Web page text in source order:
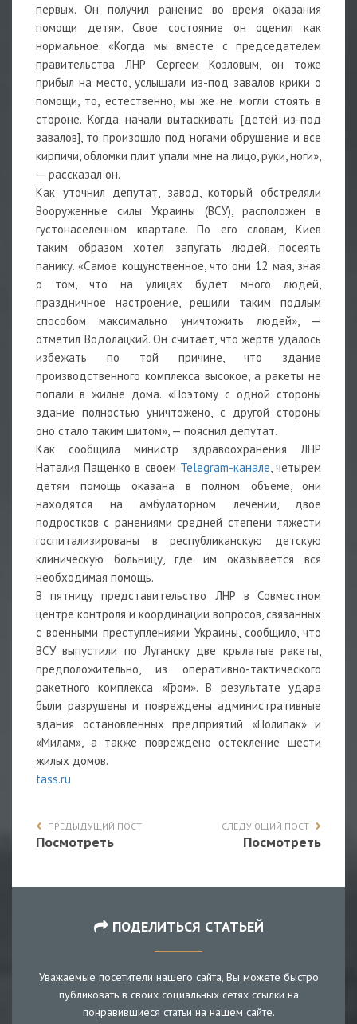
первых. Он получил ранение во время оказания
помощи детям. Свое состояние он оценил как
нормальное. «Когда мы вместе с председателем
правительства ЛНР Сергеем Козловым, он тоже
прибыл на место, услышали из-под завалов крики о
помощи, то, естественно, мы же не могли стоять в
стороне. Когда начали вытаскивать [детей из-под
завалов], то произошло под ногами обрушение и все
кирпичи, обломки плит упали мне на лицо, руки, ноги»,
— рассказал он.
Как уточнил депутат, завод, который обстреляли
Вооруженные силы Украины (ВСУ), расположен в
густонаселенном квартале. По его словам, Киев
таким образом хотел запугать людей, посеять
панику. «Самое кощунственное, что они 12 мая, зная
о том, что на улицах будет много людей,
праздничное настроение, решили таким подлым
способом максимально уничтожить людей», —
отметил Водолацкий. Он считает, что жертв удалось
избежать по той причине, что здание
производственного комплекса высокое, а ракеты не
попали в жилые дома. «Поэтому с одной стороны
здание полностью уничтожено, с другой стороны
оно стало таким щитом», — пояснил депутат.
Как сообщила министр здравоохранения ЛНР
Наталия Пащенко в своем Telegram-канале, четырем
детям помощь оказана в полном объеме, они
находятся на амбулаторном лечении, двое
подростков с ранениями средней степени тяжести
госпитализированы в республиканскую детскую
клиническую больницу, где им оказывается вся
необходимая помощь.
В пятницу представительство ЛНР в Совместном
центре контроля и координации вопросов, связанных
с военными преступлениями Украины, сообщило, что
ВСУ выпустили по Луганску две крылатые ракеты,
предположительно, из оперативно-тактического
ракетного комплекса «Гром». В результате удара
были разрушены и повреждены административные
здания остановленных предприятий «Полипак» и
«Милам», а также повреждено остекление шести
жилых домов.
tass.ru
ПРЕДЫДУЩИЙ ПОСТ
Посмотреть
СЛЕДУЮЩИЙ ПОСТ
Посмотреть
ПОДЕЛИТЬСЯ СТАТЬЕЙ
Уважаемые посетители нашего сайта, Вы можете быстро
публиковать в своих социальных сетях ссылки на
понравившиеся статьи на нашем сайте.